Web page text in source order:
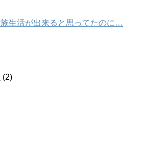
生活が出来ると思ってたのに…
(2)